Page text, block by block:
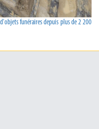
funéraires depuis plus de 2 200